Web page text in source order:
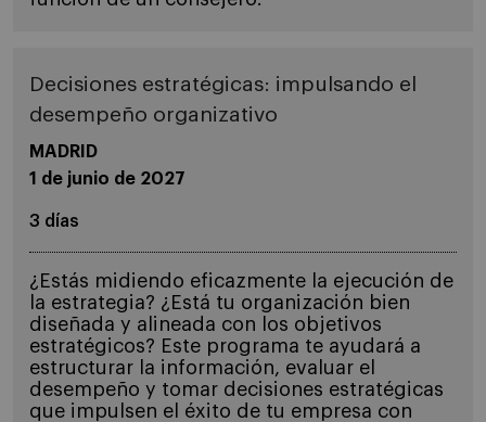
Decisiones estratégicas: impulsando el
desempeño organizativo
MADRID
1 de junio de 2027
3 días
¿Estás midiendo eficazmente la ejecución de
la estrategia? ¿Está tu organización bien
diseñada y alineada con los objetivos
estratégicos? Este programa te ayudará a
estructurar la información, evaluar el
desempeño y tomar decisiones estratégicas
que impulsen el éxito de tu empresa con